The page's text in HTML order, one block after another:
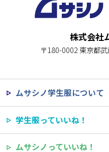
株式会社
〒180-0002 東京都
ムサシノ学生服について
学生服っていいね！
ムサシノっていいね！